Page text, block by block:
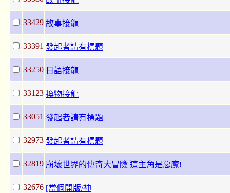
33429 故事接龍
33391 發起者請有標題
33250 日語接龍
33123 換物接龍
33051 發起者請有標題
32973 發起者請有標題
32819 崩壞世界的傳奇大冒險 這主角是惡魔!
32676 [當個開版/神